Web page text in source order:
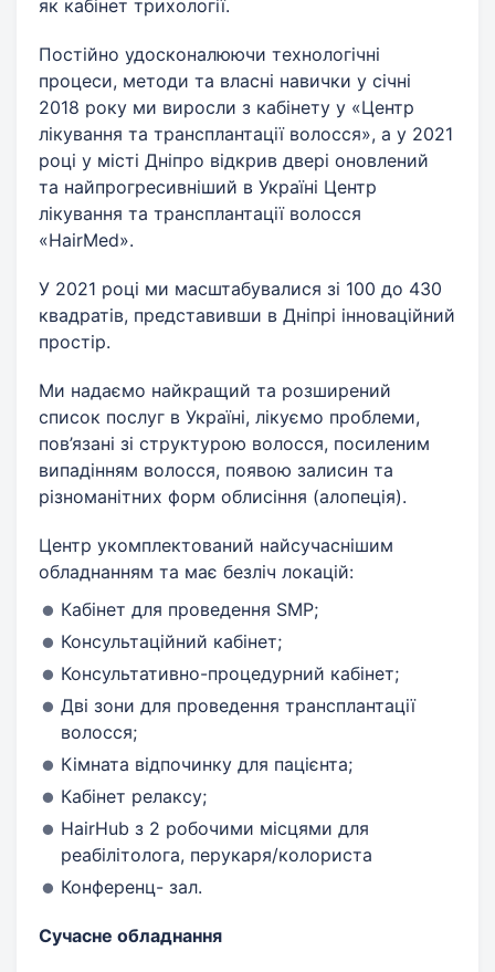
як кабінет трихології.
Постійно удосконалюючи технологічні
процеси, методи та власні навички у січні
2018 року ми виросли з кабінету у «Центр
лікування та трансплантації волосся», а у 2021
році у місті Дніпро відкрив двері оновлений
та найпрогресивніший в Україні Центр
лікування та трансплантації волосся
«HairMed».
У 2021 році ми масштабувалися зі 100 до 430
квадратів, представивши в Дніпрі інноваційний
простір.
Ми надаємо найкращий та розширений
список послуг в Україні, лікуємо проблеми,
пов’язані зі структурою волосся, посиленим
випадінням волосся, появою залисин та
різноманітних форм облисіння (алопеція).
Центр укомплектований найсучаснішим
обладнанням та має безліч локацій:
Кабінет для проведення SMP;
Консультаційний кабінет;
Консультативно-процедурний кабінет;
Дві зони для проведення трансплантації
волосся;
Кімната відпочинку для пацієнта;
Кабінет релаксу;
HairHub з 2 робочими місцями для
реабілітолога, перукаря/колориста
Конференц- зал.
Сучасне обладнання